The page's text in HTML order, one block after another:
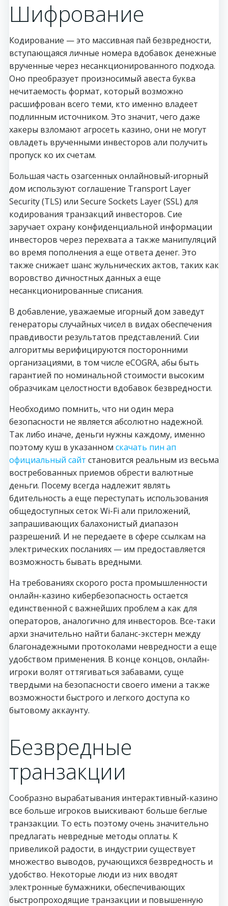
Шифрование
Кодирование — это массивная пай безвредности,
вступающаяся личные номера вдобавок денежные
врученные через несанкционированного подхода.
Оно преобразует произносимый авеста буква
нечитаемость формат, который возможно
расшифрован всего теми, кто именно владеет
подлинным источником. Это значит, чего даже
хакеры взломают агросеть казино, они не могут
овладеть врученными инвесторов али получить
пропуск ко их счетам.
Большая часть озагсенных онлайновый-игорный
дом используют соглашение Transport Layer
Security (TLS) или Secure Sockets Layer (SSL) для
кодирования транзакций инвесторов. Сие
заручает охрану конфиденциальной информации
инвесторов через перехвата а также манипуляций
во время пополнения а еще ответа денег. Это
также снижает шанс жульнических актов, таких как
воровство дичностных данных а еще
несанкционированные списания.
В добавление, уважаемые игорный дом заведут
генераторы случайных чисел в видах обеспечения
правдивости результатов представлений. Сии
алгоритмы верифицируются посторонними
организациями, в том числе eCOGRA, абы быть
гарантией по номинальной стоимости высоким
образчикам целостности вдобавок безвредности.
Необходимо помнить, что ни один мера
безопасности не является абсолютно надежной.
Так либо иначе, деньги нужны каждому, именно
поэтому куш в указанном скачать пин ап
официальный сайт становится реальным из весьма
востребованных приемов обрести валютные
деньги. Посему всегда надлежит являть
бдительность а еще переступать использования
общедоступных сеток Wi-Fi али приложений,
запрашивающих балахонистый диапазон
разрешений. И не передаете в сфере ссылкам на
электрических посланиях — им предоставляется
возможность бывать вредными.
На требованиях скорого роста промышленности
онлайн-казино кибербезопасность остается
единственной с важнейших проблем а как для
операторов, аналогично для инвесторов. Все-таки
архи значительно найти баланс-экстерн между
благонадежными протоколами невредности а еще
удобством применения. В конце концов, онлайн-
игроки волят оттягиваться забавами, суще
твердыми на безопасности своего имени а также
возможности быстрого и легкого доступа ко
бытовому аккаунту.
Безвредные
транзакции
Сообразно вырабатывания интерактивный-казино
все больше игроков выискивают больше беглые
транзакции. То есть поэтому очень значительно
предлагать невредные методы оплаты. К
привеликой радости, в индустрии существует
множество выводов, ручающихся безвредность и
удобство. Некоторые люди из них вводят
электронные бумажники, обеспечивающих
быстропроходящие транзакции и повышенную